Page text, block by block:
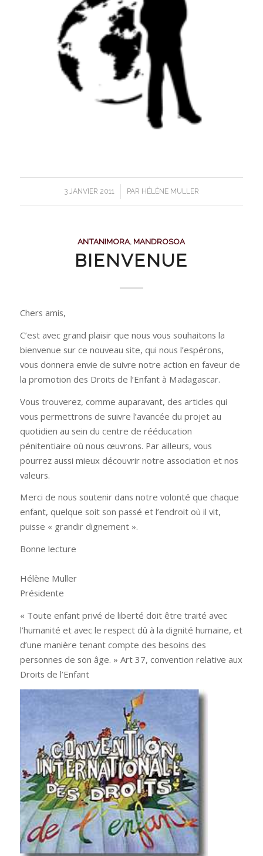
3 JANVIER 2011
/ PAR HÉLÈNE MULLER
ANTANIMORA, MANDROSOA
BIENVENUE
Chers amis,
C’est avec grand plaisir que nous vous souhaitons la
bienvenue sur ce nouveau site, qui nous l’espérons,
vous donnera envie de suivre notre action en faveur de
la promotion des Droits de l’Enfant à Madagascar.
Vous trouverez, comme auparavant, des articles qui
vous permettrons de suivre l’avancée du projet au
quotidien au sein du centre de rééducation
pénitentiaire où nous œuvrons. Par ailleurs, vous
pourrez aussi mieux découvrir notre association et nos
valeurs.
Merci de nous soutenir dans notre volonté que chaque
enfant, quelque soit son passé et l’endroit où il vit,
puisse « grandir dignement ».
Bonne lecture
Hélène Muller
Présidente
« Toute enfant privé de liberté doit être traité avec
l’humanité et avec le respect dû à la dignité humaine, et
d’une manière tenant compte des besoins des
personnes de son âge. » Art 37, convention relative aux
Droits de l’Enfant